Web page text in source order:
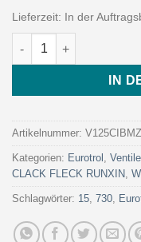
Lieferzeit: In der
WS125CI VALVE BW
IN
Artikelnummer:
Kategorien: Eurotrol ,
CLACK FLECK RUNXIN,
Schlagwörter: 15, 730,